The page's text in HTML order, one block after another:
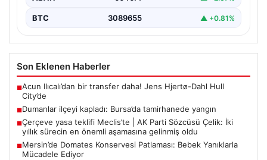
BTC 3089655 ▲ +0.81%
Son Eklenen Haberler
■Acun Ilıcalı’dan bir transfer daha! Jens Hjertø-Dahl Hull
City’de
■Dumanlar ilçeyi kapladı: Bursa’da tamirhanede yangın
■Çerçeve yasa teklifi Meclis’te | AK Parti Sözcüsü Çelik: İki
yıllık sürecin en önemli aşamasına gelinmiş oldu
■Mersin’de Domates Konservesi Patlaması: Bebek Yanıklarla
Mücadele Ediyor